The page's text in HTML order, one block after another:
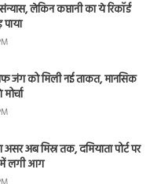
लेकिन कप्तानी का ये रिकॉर्ड
जंग को मिली नई ताकत, मानसिक
अब मिस्र तक, दमियाता पोर्ट पर
में लगी आग